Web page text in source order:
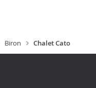
Biron Chalet Cato